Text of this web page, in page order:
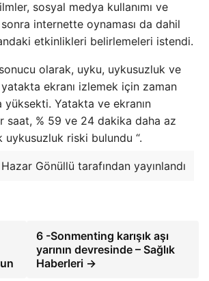
sosyal medya kullanımı ve
internette oynaması da dahil
etkinlikleri belirlemeleri istendi.
olarak, uyku, uykusuzluk ve
ekranı izlemek için zaman
yüksekti. Yatakta ve ekranın
saat, % 59 ve 24 dakika daha az
uykusuzluk riski bulundu “.
Gönüllü tarafından yayınlandı
6 -Sonmenting karışık aşı
yarının devresinde – Sağlık
Haberleri →